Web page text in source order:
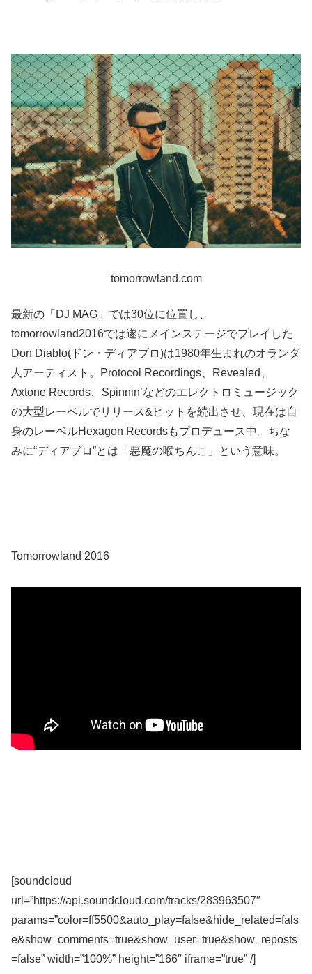
tomorrowland.com
最新の「DJ MAG」では30位に位置し、
tomorrowland2016では遂にメインステージでプレイした
Don Diablo(ドン・ディアブロ)は1980年生まれのオランダ
人アーティスト。Protocol Recordings、Revealed、
Axtone Records、Spinnin’などのエレクトロミュージック
の大型レーベルでリリース&ヒットを続出させ、現在は自
身のレーベルHexagon Recordsもプロデュース中。ちな
みに“ディアブロ”とは「悪魔の喉ちんこ」という意味。
Tomorrowland 2016
[soundcloud
url=”https://api.soundcloud.com/tracks/283963507″
params=”color=ff5500&auto_play=false&hide_related=fals
e&show_comments=true&show_user=true&show_reposts
=false” width=”100%” height=”166″ iframe=”true” /]